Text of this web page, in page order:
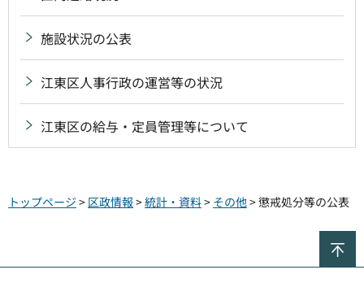
施設状況の公表
江東区人事行政の運営等の状況
江東区の給与・定員管理等について
トップページ > 区政情報 >統計・資料> その他> 懲戒処分等の公表